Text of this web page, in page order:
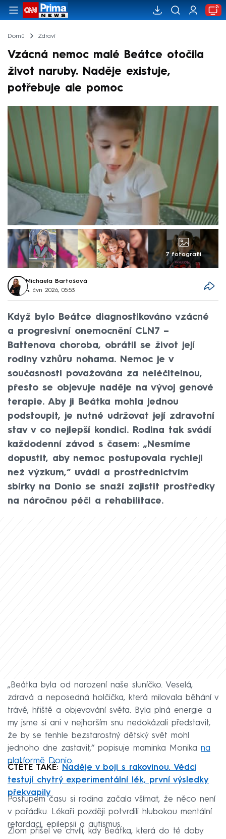
Domů Zdraví
Vzácná nemoc malé Beátce otočila
život naruby. Naděje existuje,
potřebuje ale pomoc
7 fotografií
Michaela Bartošová
4. čvn 2026, 05:53
Když bylo Beátce diagnostikováno vzácné
a progresivní onemocnění CLN7 –
Battenova choroba, obrátil se život její
rodiny vzhůru nohama. Nemoc je v
současnosti považována za neléčitelnou,
přesto se objevuje naděje na vývoj genové
terapie. Aby ji Beátka mohla jednou
podstoupit, je nutné udržovat její zdravotní
stav v co nejlepší kondici. Rodina tak svádí
každodenní závod s časem: „Nesmíme
dopustit, aby nemoc postupovala rychleji
než výzkum,“ uvádí a prostřednictvím
sbírky na Donio se snaží zajistit prostředky
na náročnou péči a rehabilitace.
„Beátka byla od narození naše sluníčko. Veselá,
zdravá a neposedná holčička, která milovala běhání v
trávě, hřiště a objevování světa. Byla plná energie a
my jsme si ani v nejhorším snu nedokázali představit,
že by se tenhle bezstarostný dětský svět mohl
jednoho dne zastavit,“ popisuje maminka Monika na
platformě Donio.
ČTĚTE TAKÉ: Naděje v boji s rakovinou. Vědci
testují chytrý experimentální lék, první výsledky
překvapily
Postupem času si rodina začala všímat, že něco není
v pořádku. Lékaři později potvrdili hlubokou mentální
retardaci, epilepsii a autismus.
Zlom přišel ve chvíli, kdy Beátka, která do té doby